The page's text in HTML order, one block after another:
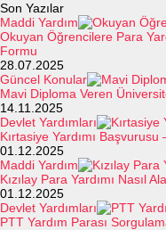
Son Yazılar
Maddi Yardım
Okuyan Öğrencilere Para
Formu
28.07.2025
Güncel Konular
Mavi Diploma Veren
14.11.2025
Devlet Yardımları
Kırtasiye Yardımı
01.12.2025
Maddi Yardım
Kızılay Para Yardımı Nasıl
01.12.2025
Devlet Yardımları
PTT Yardım Parası